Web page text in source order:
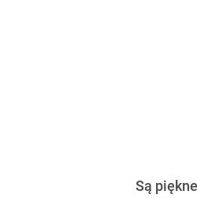
Są